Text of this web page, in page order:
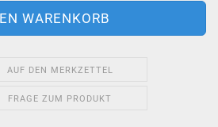
AUF DEN MERKZETTEL
FRAGE ZUM PRODUKT